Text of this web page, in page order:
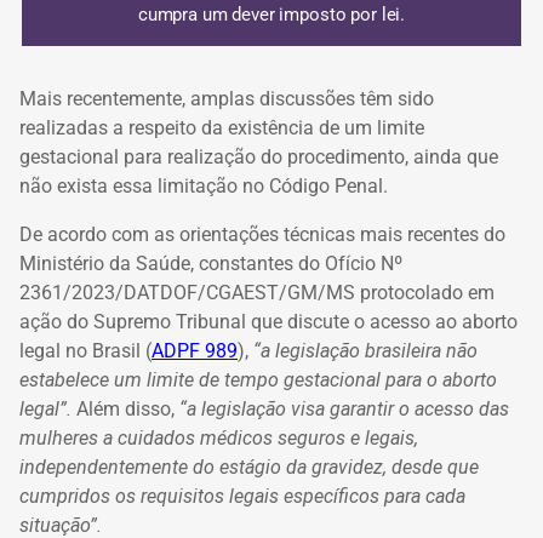
cumpra um dever imposto por lei.
Mais recentemente, amplas discussões têm sido
realizadas a respeito da existência de um limite
gestacional para realização do procedimento, ainda que
não exista essa limitação no Código Penal.
De acordo com as orientações técnicas mais recentes do
Ministério da Saúde, constantes do Ofício Nº
2361/2023/DATDOF/CGAEST/GM/MS protocolado em
ação do Supremo Tribunal que discute o acesso ao aborto
legal no Brasil (ADPF 989), “a legislação brasileira não
estabelece um limite de tempo gestacional para o aborto
legal”. Além disso, “a legislação visa garantir o acesso das
mulheres a cuidados médicos seguros e legais,
independentemente do estágio da gravidez, desde que
cumpridos os requisitos legais específicos para cada
situação”.